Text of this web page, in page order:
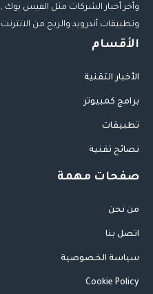
وأخر أخبار الشركات مثل الفيس
وتطبيقات أندرويد والربح من الانترنت
الأقسام
الأخبار التقنية
برامج كمبيوتر
تطبيقات
نصائح تقنية
صفحات مهمة
من نحن
اتصل بنا
سياسة الخصوصية
Cookie Policy